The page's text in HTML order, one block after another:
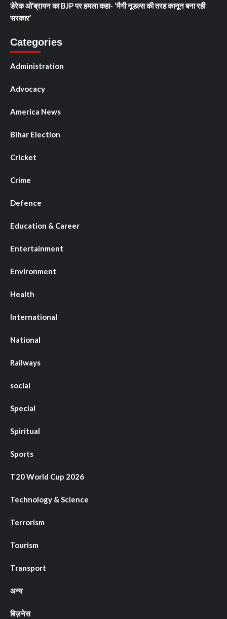
डेरेक ओ’ब्रायन का BJP पर हमला कहा- ‘मैगी नूडल्स की तरह कानून बना रही
सरकार’
Categories
Administration
Advocacy
America News
Bihar Election
Cricket
Crime
Defence
Education & Career
Entertainment
Environment
Health
International
National
Railways
social
Special
Spiritual
Sports
T20 World Cup 2026
Technology & Science
Terrorism
Tourism
Transport
अन्य
बिज़नेस